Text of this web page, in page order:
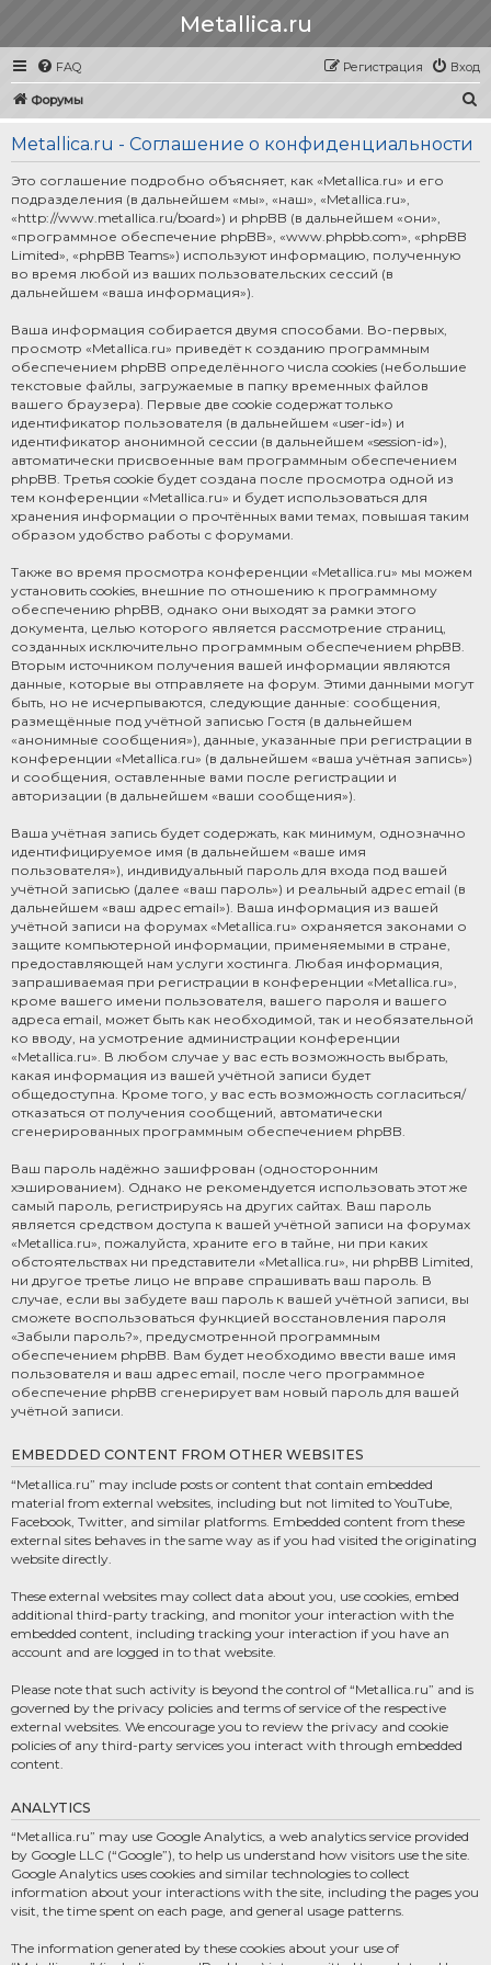
Metallica.ru
FAQ Вход
Регистрация
Форумы
Metallica.ru - Соглашение о конфиденциальности
Это соглашение подробно объясняет, как «Metallica.ru» и его
подразделения (в дальнейшем «мы», «наш», «Metallica.ru»,
«http://www.metallica.ru/board») и phpBB (в дальнейшем «они»,
«программное обеспечение phpBB», «www.phpbb.com», «phpBB
Limited», «phpBB Teams») используют информацию, полученную
во время любой из ваших пользовательских сессий (в
дальнейшем «ваша информация»).
Ваша информация собирается двумя способами. Во-первых,
просмотр «Metallica.ru» приведёт к созданию программным
обеспечением phpBB определённого числа cookies (небольшие
текстовые файлы, загружаемые в папку временных файлов
вашего браузера). Первые две cookie содержат только
идентификатор пользователя (в дальнейшем «user-id») и
идентификатор анонимной сессии (в дальнейшем «session-id»),
автоматически присвоенные вам программным обеспечением
phpBB. Третья cookie будет создана после просмотра одной из
тем конференции «Metallica.ru» и будет использоваться для
хранения информации о прочтённых вами темах, повышая таким
образом удобство работы с форумами.
Также во время просмотра конференции «Metallica.ru» мы можем
установить cookies, внешние по отношению к программному
обеспечению phpBB, однако они выходят за рамки этого
документа, целью которого является рассмотрение страниц,
созданных исключительно программным обеспечением phpBB.
Вторым источником получения вашей информации являются
данные, которые вы отправляете на форум. Этими данными могут
быть, но не исчерпываются, следующие данные: сообщения,
размещённые под учётной записью Гостя (в дальнейшем
«анонимные сообщения»), данные, указанные при регистрации в
конференции «Metallica.ru» (в дальнейшем «ваша учётная запись»)
и сообщения, оставленные вами после регистрации и
авторизации (в дальнейшем «ваши сообщения»).
Ваша учётная запись будет содержать, как минимум, однозначно
идентифицируемое имя (в дальнейшем «ваше имя
пользователя»), индивидуальный пароль для входа под вашей
учётной записью (далее «ваш пароль») и реальный адрес email (в
дальнейшем «ваш адрес email»). Ваша информация из вашей
учётной записи на форумах «Metallica.ru» охраняется законами о
защите компьютерной информации, применяемыми в стране,
предоставляющей нам услуги хостинга. Любая информация,
запрашиваемая при регистрации в конференции «Metallica.ru»,
кроме вашего имени пользователя, вашего пароля и вашего
адреса email, может быть как необходимой, так и необязательной
ко вводу, на усмотрение администрации конференции
«Metallica.ru». В любом случае у вас есть возможность выбрать,
какая информация из вашей учётной записи будет
общедоступна. Кроме того, у вас есть возможность согласиться/
отказаться от получения сообщений, автоматически
сгенерированных программным обеспечением phpBB.
Ваш пароль надёжно зашифрован (односторонним
хэшированием). Однако не рекомендуется использовать этот же
самый пароль, регистрируясь на других сайтах. Ваш пароль
является средством доступа к вашей учётной записи на форумах
«Metallica.ru», пожалуйста, храните его в тайне, ни при каких
обстоятельствах ни представители «Metallica.ru», ни phpBB Limited,
ни другое третье лицо не вправе спрашивать ваш пароль. В
случае, если вы забудете ваш пароль к вашей учётной записи, вы
сможете воспользоваться функцией восстановления пароля
«Забыли пароль?», предусмотренной программным
обеспечением phpBB. Вам будет необходимо ввести ваше имя
пользователя и ваш адрес email, после чего программное
обеспечение phpBB сгенерирует вам новый пароль для вашей
учётной записи.
EMBEDDED CONTENT FROM OTHER WEBSITES
“Metallica.ru” may include posts or content that contain embedded
material from external websites, including but not limited to YouTube,
Facebook, Twitter, and similar platforms. Embedded content from these
external sites behaves in the same way as if you had visited the originating
website directly.
These external websites may collect data about you, use cookies, embed
additional third-party tracking, and monitor your interaction with the
embedded content, including tracking your interaction if you have an
account and are logged in to that website.
Please note that such activity is beyond the control of “Metallica.ru” and is
governed by the privacy policies and terms of service of the respective
external websites. We encourage you to review the privacy and cookie
policies of any third-party services you interact with through embedded
content.
ANALYTICS
“Metallica.ru” may use Google Analytics, a web analytics service provided
by Google LLC (“Google”), to help us understand how visitors use the site.
Google Analytics uses cookies and similar technologies to collect
information about your interactions with the site, including the pages you
visit, the time spent on each page, and general usage patterns.
The information generated by these cookies about your use of